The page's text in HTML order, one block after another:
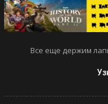
Все еще держим